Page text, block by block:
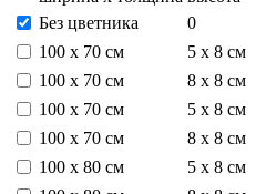
Без цветника
0
100 х 70 см
5 х 8 см
100 х 70 см
8 х 8 см
100 х 70 см
5 х 8 см
100 х 70 см
8 х 8 см
100 х 80 см
5 х 8 см